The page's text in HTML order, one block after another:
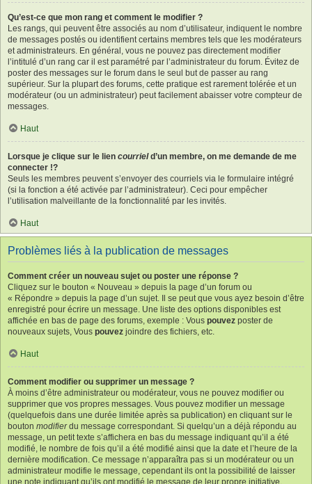
Qu’est-ce que mon rang et comment le modifier ?
Les rangs, qui peuvent être associés au nom d’utilisateur, indiquent le nombre
de messages postés ou identifient certains membres tels que les modérateurs
et administrateurs. En général, vous ne pouvez pas directement modifier
l’intitulé d’un rang car il est paramétré par l’administrateur du forum. Évitez de
poster des messages sur le forum dans le seul but de passer au rang
supérieur. Sur la plupart des forums, cette pratique est rarement tolérée et un
modérateur (ou un administrateur) peut facilement abaisser votre compteur de
messages.
Haut
Lorsque je clique sur le lien courrield’un membre, on me demande de me
connecter !?
Seuls les membres peuvent s’envoyer des courriels via le formulaire intégré
(si la fonction a été activée par l’administrateur). Ceci pour empêcher
l’utilisation malveillante de la fonctionnalité par les invités.
Haut
Problèmes liés à la publication de messages
Comment créer un nouveau sujet ou poster une réponse ?
Cliquez sur le bouton « Nouveau » depuis la page d’un forum ou
« Répondre » depuis la page d’un sujet. Il se peut que vous ayez besoin d’être
enregistré pour écrire un message. Une liste des options disponibles est
affichée en bas de page des forums, exemple : Vous pouvez poster de
nouveaux sujets, Vous pouvez joindre des fichiers, etc.
Haut
Comment modifier ou supprimer un message ?
À moins d’être administrateur ou modérateur, vous ne pouvez modifier ou
supprimer que vos propres messages. Vous pouvez modifier un message
(quelquefois dans une durée limitée après sa publication) en cliquant sur le
bouton modifierdu message correspondant. Si quelqu’un a déjà répondu au
message, un petit texte s’affichera en bas du message indiquant qu’il a été
modifié, le nombre de fois qu’il a été modifié ainsi que la date et l’heure de la
dernière modification. Ce message n’apparaîtra pas si un modérateur ou un
administrateur modifie le message, cependant ils ont la possibilité de laisser
une note indiquant qu’ils ont modifié le message de leur propre initiative.